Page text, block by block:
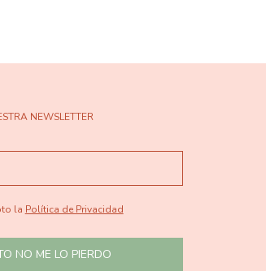
NEWSLETTER
la Política de Privacidad
NO ME LO PIERDO